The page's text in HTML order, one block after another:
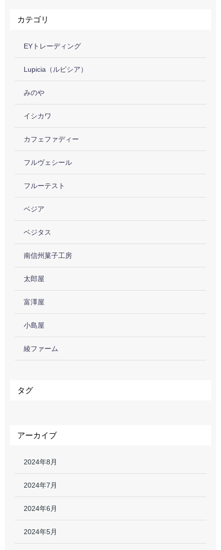
カテゴリ
EYトレーディング
Lupicia（ルピシア）
みのや
イシカワ
カフェファディー
フルヴェシール
フルーテスト
ベジア
ベジタス
南信州菓子工房
太郎屋
富澤屋
小島屋
綾ファーム
タグ
アーカイブ
2024年8月
2024年7月
2024年6月
2024年5月